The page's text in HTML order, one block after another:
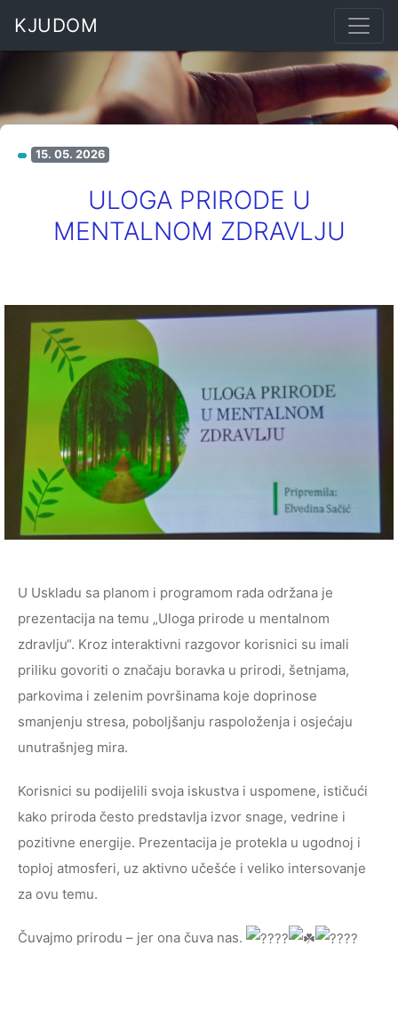
KJUDOM
15. 05. 2026
ULOGA PRIRODE U
MENTALNOM ZDRAVLJU
U Uskladu sa planom i programom rada održana je
prezentacija na temu „Uloga prirode u mentalnom
zdravlju“. Kroz interaktivni razgovor korisnici su imali
priliku govoriti o značaju boravka u prirodi, šetnjama,
parkovima i zelenim površinama koje doprinose
smanjenju stresa, poboljšanju raspoloženja i osjećaju
unutrašnjeg mira.
Korisnici su podijelili svoja iskustva i uspomene, ističući
kako priroda često predstavlja izvor snage, vedrine i
pozitivne energije. Prezentacija je protekla u ugodnoj i
toploj atmosferi, uz aktivno učešće i veliko intersovanje
za ovu temu.
Čuvajmo prirodu – jer ona čuva nas.